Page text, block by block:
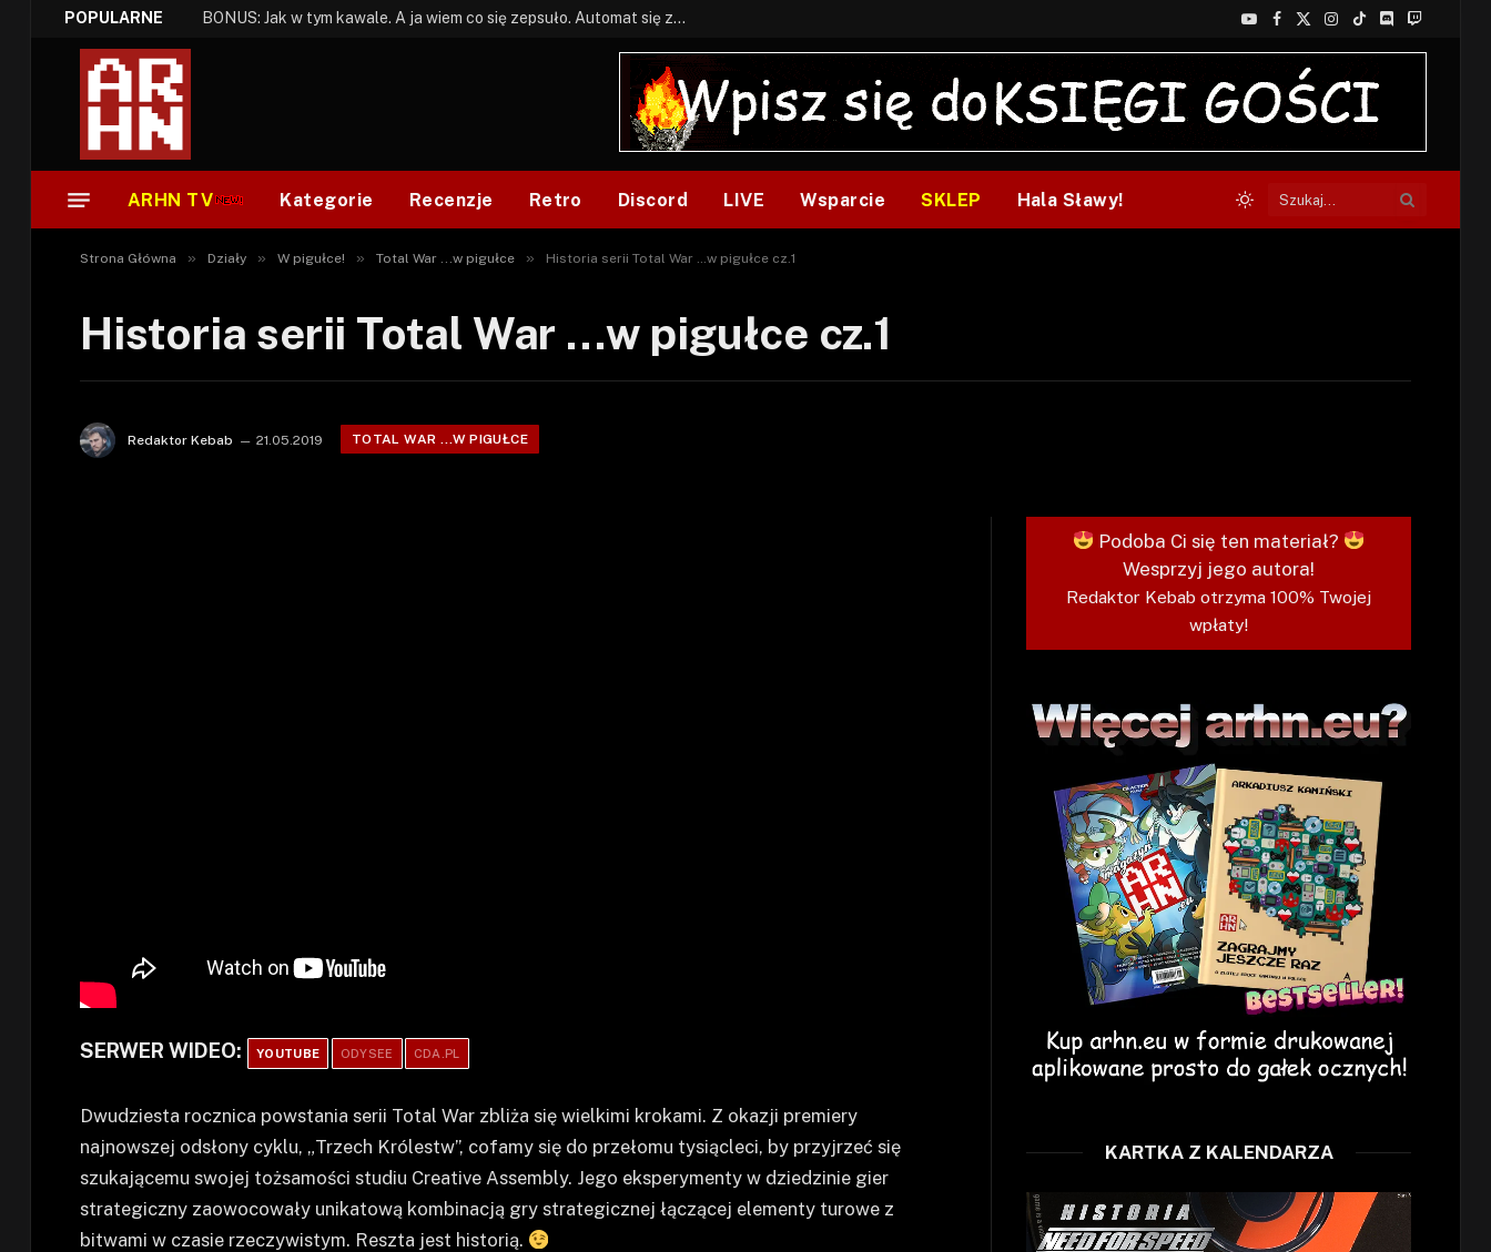
POPULARNE BONUS: Jak w tym kawale. A ja wiem co się zepsuło. Automat się zepsuł.
YouTube
Facebook
X
(Twitter)
Instagram
TikTokDiscordTwitch
ARHN TV Kategorie Recenzje Retro Discord LIVE Wsparcie SKLEP Hala Sławy!
Strona Główna » Działy » W pigułce! » Total War ...w pigułce » Historia serii Total War …w pigułce cz.1
Historia serii Total War …w pigułce cz.1
Redaktor Kebab 21.05.2019 TOTAL WAR ...W PIGUŁCE
SERWER WIDEO: YOUTUBE ODYSEE CDA.PL
Dwudziesta rocznica powstania serii Total War zbliża się wielkimi krokami. Z okazji premiery
najnowszej odsłony cyklu, „Trzech Królestw”, cofamy się do przełomu tysiącleci, by przyjrzeć się
szukającemu swojej tożsamości studiu Creative Assembly. Jego eksperymenty w dziedzinie gier
strategiczny zaowocowały unikatową kombinacją gry strategicznej łączącej elementy turowe z
bitwami w czasie rzeczywistym. Reszta jest historią.
Podoba Ci się ten materiał?
Wesprzyj jego autora!
Redaktor Kebab otrzyma 100% Twojej
wpłaty!
KARTKA Z KALENDARZA